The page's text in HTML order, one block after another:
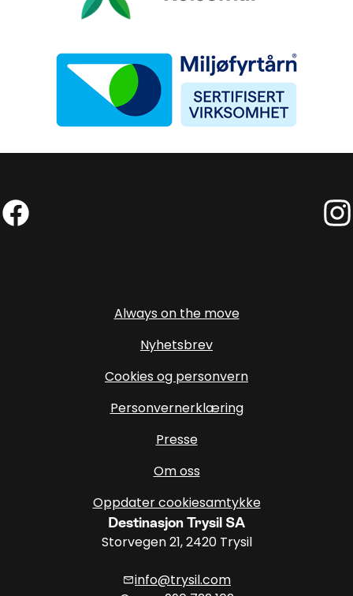
Miljøfyrtårn
Always on the move
Nyhetsbrev
Cookies og personvern
Personvernerklæring
Presse
Om oss
Oppdater cookiesamtykke
Destinasjon Trysil SA
Storvegen 21, 2420 Trysil
mailinfo@trysil.com